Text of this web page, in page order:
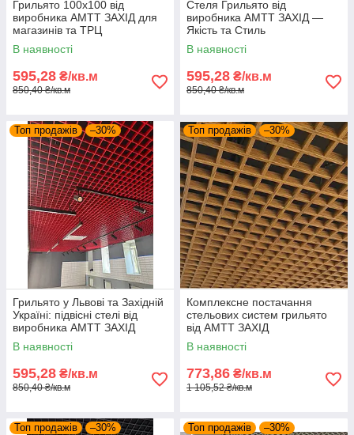
Грильято 100х100 від
виробника АМТТ ЗАХІД для
магазинів та ТРЦ
В наявності
595,28 ₴/кв.м
850,40 ₴/кв.м
Стеля Грильято від
виробника АМТТ ЗАХІД —
Якість та Стиль
В наявності
595,28 ₴/кв.м
850,40 ₴/кв.м
Топ продажів –30%
Грильято у Львові та Західній
Україні: підвісні стелі від
виробника АМТТ ЗАХІД
В наявності
595,28 ₴/кв.м
850,40 ₴/кв.м
Топ продажів –30%
Комплексне постачання
стельових систем грильято
від АМТТ ЗАХІД
В наявності
773,86 ₴/кв.м
1 105,52 ₴/кв.м
Топ продажів –30% Топ продажів –30%